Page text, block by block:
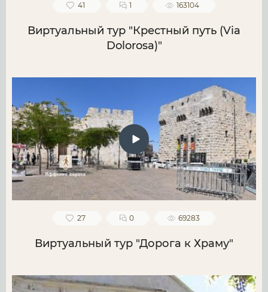
41 1 163104
Виртуальный тур "Крестный путь (Via
Dolorosa)"
27 0 69283
Виртуальный тур "Дорога к Храму"